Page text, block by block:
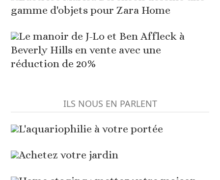
gamme d'objets pour Zara Home
Le manoir de J-Lo et Ben Affleck à
Beverly Hills en vente avec une
réduction de 20%
ILS NOUS EN PARLENT
L'aquariophilie à votre portée
Achetez votre jardin